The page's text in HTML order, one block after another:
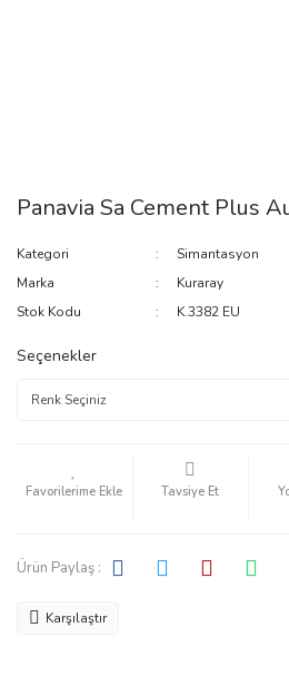
Panavia Sa Cement Plus
Kategori
Simantasyon
Marka
Kuraray
Stok Kodu
K.3382 EU
Seçenekler
Tavsiye Et
Ürün Paylaş :
Karşılaştır